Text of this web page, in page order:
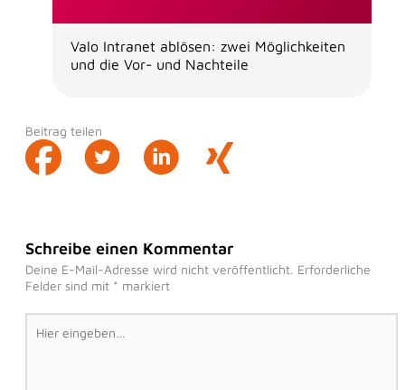
Valo Intranet ablösen: zwei Möglichkeiten
und die Vor- und Nachteile
Beitrag teilen
Schreibe einen Kommentar
Deine E-Mail-Adresse wird nicht veröffentlicht. Erforderliche
Felder sind mit * markiert
Hier
eingeben…